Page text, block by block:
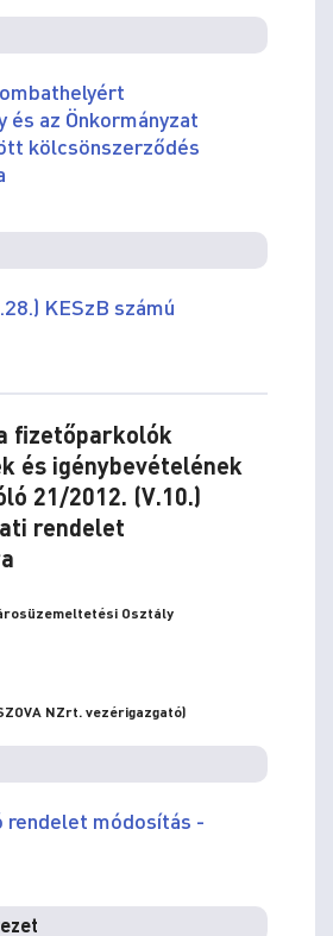
és az Önkormányzat
kölcsönszerződés
KESzB számú
fizetőparkolók
és igénybevételének
21/2012. (V.10.)
rendelet
Osztály
NZrt. vezérigazgató)
módosítás -